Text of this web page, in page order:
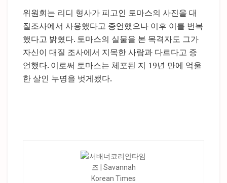
위원회는 리디 형사가 피고인 토마스의 사진을 대
질조사에서 사용했다고 증언했으나 이후 이를 번복
했다고 밝혔다. 토마스의 실물을 본 목격자도 그가
자신이 대질 조사에서 지목한 사람과 다르다고 증
언했다. 이로써 토마스는 체포된 지 19년 만에 억울
한 살인 누명을 벗게됐다.